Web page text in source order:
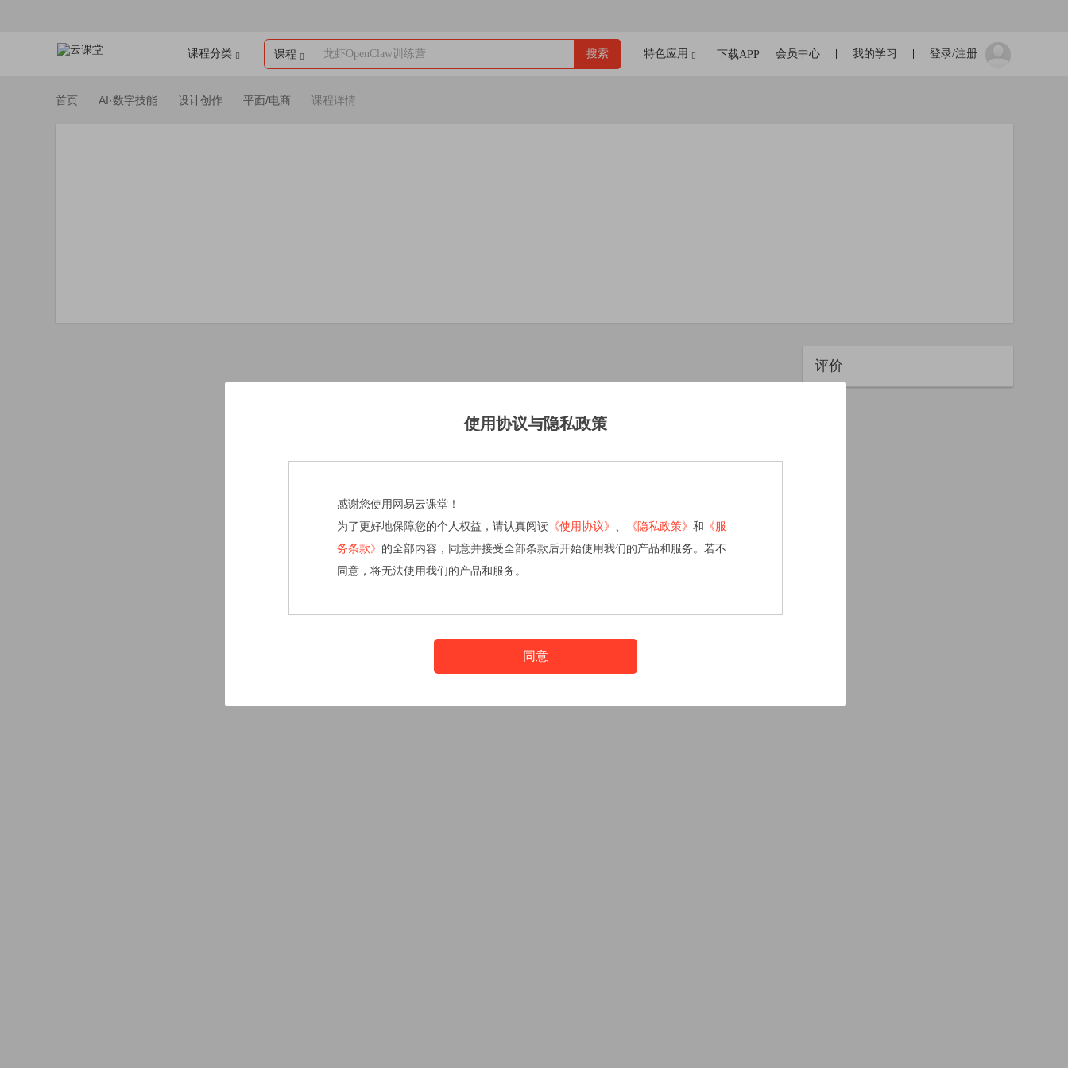
课程分类 课程 龙虾OpenClaw训练营 搜索 特色应用 下载APP 登录/注册
我的学习
会员中心
首页 AI·数字技能 设计创作 平面/电商 课程详情
评价
使用协议与隐私政策
感谢您使用网易云课堂！
为了更好地保障您的个人权益，请认真阅读 《使用协议》 《隐私政策》 和 《服
务条款》 的全部内容，同意并接受全部条款后开始使用我们的产品和服务。若不
同意，将无法使用我们的产品和服务。
同意